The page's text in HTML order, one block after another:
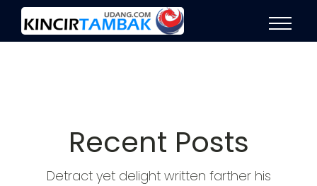
Recent Posts
Detract yet delight written farther his